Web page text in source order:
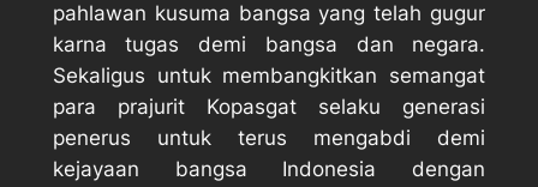
pahlawan kusuma bangsa yang telah gugur
karna tugas demi bangsa dan negara.
Sekaligus untuk membangkitkan semangat
para prajurit Kopasgat selaku generasi
penerus untuk terus mengabdi demi
kejayaan bangsa Indonesia dengan